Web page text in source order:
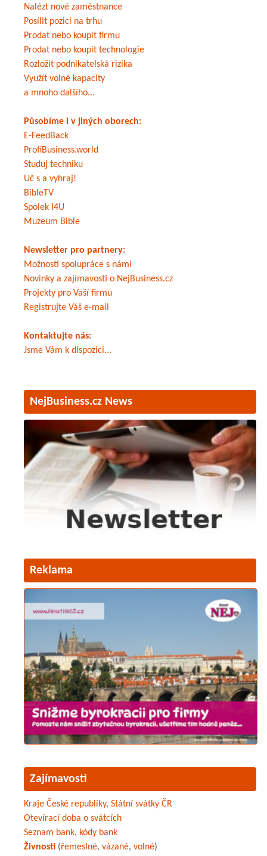
Nalézt nové zaměstnance
Posílit pozici na trhu
Prodat nebo koupit firmu
Prodat nebo koupit technologie
Rozložit podnikatelská rizika
Využít volné kapacity
a mnoho dalšího...
Působíme i v jiných oborech:
E-FeedBack
ProfiBusiness.world
Studuj techniku
Uč s a vyhraj!
BibleTV
Spolek I4U
Muzeum Bible
Newsletter pro partnery:
Možnosti spolupráce s námi
Novinky a zajímavosti o NejBusiness.cz
Projekty pro Vaší firmu
Registrujte Váš e-mail
Kontaktujte nás:
Jsme Vám k dispozici...
NejBusiness.cz News
Reklama
Zajímavosti
Kraje České republiky, Státní svátky ČR
Otevírací doba o svátcích
Seznam bank, kódy bank
Živnosti (řemeslné, vázané, volné)